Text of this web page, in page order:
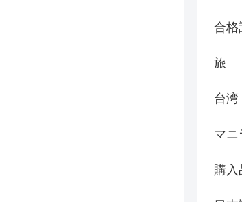
合格
旅
台湾
マニ
購入